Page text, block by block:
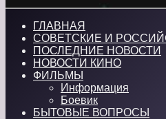
ГЛАВНАЯ
СОВЕТСКИЕ И
ПОСЛЕДНИЕ НОВОСТИ
НОВОСТИ КИНО
ФИЛЬМЫ
Информация
Боевик
БЫТОВЫЕ ВОПРОСЫ